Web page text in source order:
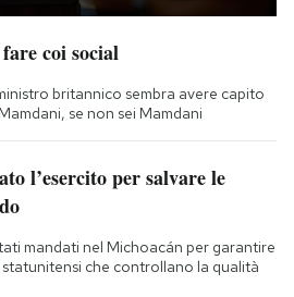
coi social
britannico sembra avere capito
se non sei Mamdani
l’esercito per salvare le
mandati nel Michoacán per garantire
che controllano la qualità